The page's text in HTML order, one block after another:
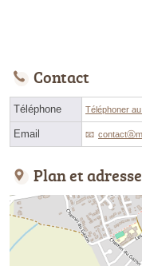
Contact
Téléphone Téléphoner
Email
Plan et adresse